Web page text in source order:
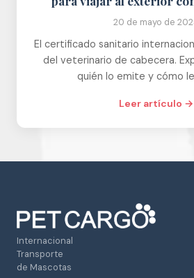
20 de mayo de
El certificado sanitario
del veterinario de cabecera.
quién lo emite y cómo
Leer artículo →
Internacional
Transporte
de Mascotas